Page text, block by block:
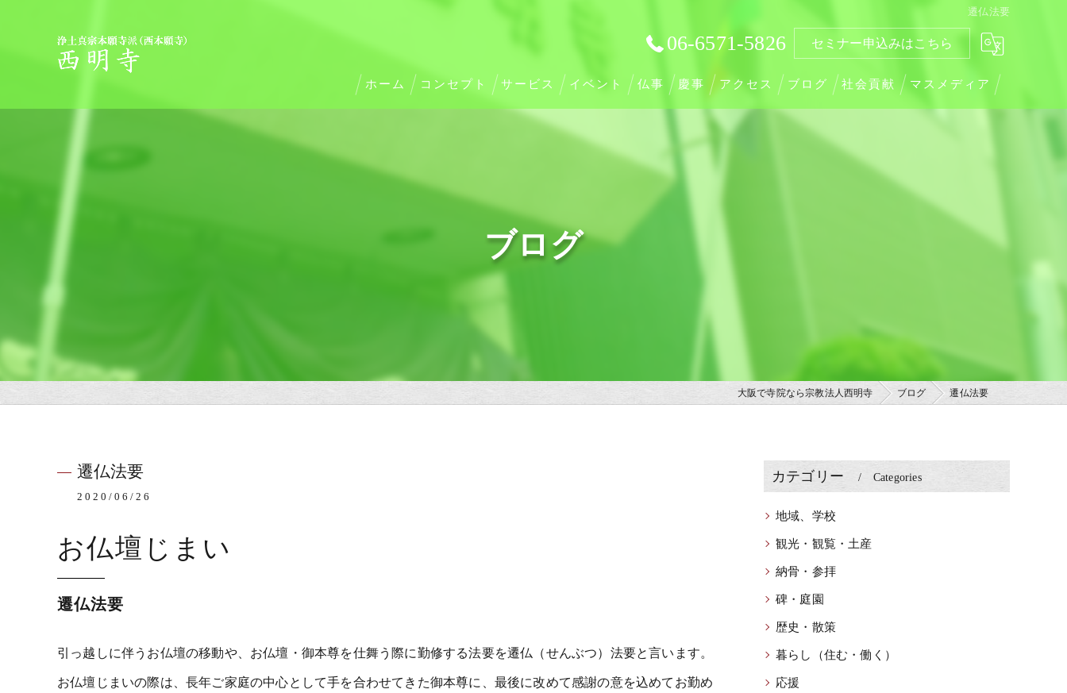
遷仏法要
06-6571-5826 セミナー申込みはこちら
ホーム コンセプト サービス イベント 仏事 慶事 アクセス ブログ 社会貢献 マスメディア
ブログ
大阪で寺院なら宗教法人西明寺 ブログ 遷仏法要
遷仏法要
2020/06/26
遷仏法要
お仏壇じまい
引っ越しに伴うお仏壇の移動や、お仏壇・御本尊を仕舞う際に勤修する法要を遷仏（せんぶつ）法要と言います。
お仏壇じまいの際は、長年ご家庭の中心として手を合わせてきた御本尊に、最後に改めて感謝の意を込めてお勤め
カテゴリー Categories
地域、学校
観光・観覧・土産
納骨・参拝
碑・庭園
歴史・散策
暮らし（住む・働く）
応援